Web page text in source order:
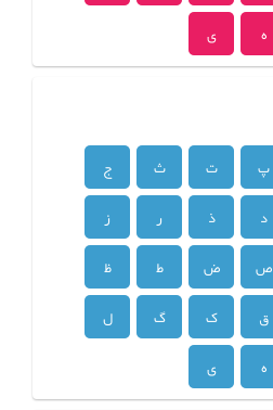
ه ی
پ ت ث
ج
د ذ ر
ز
ص ض ط
ظ
ق ک گ
ل
ه ی